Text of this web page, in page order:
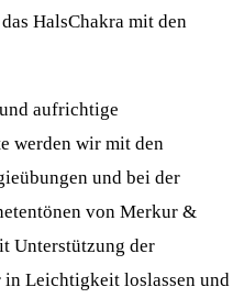
HalsChakra mit den
aufrichtige
werden wir mit den
und bei der
von Merkur &
Unterstützung der
Leichtigkeit loslassen und